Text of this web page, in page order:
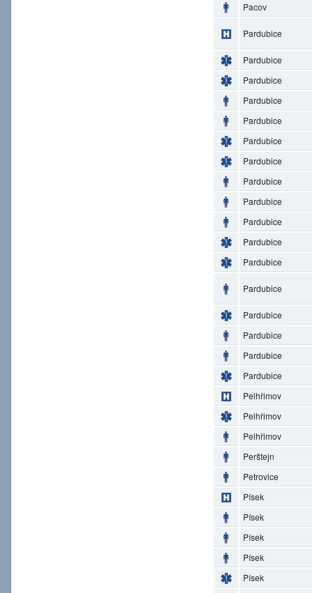
Pacov
Pardubice
Pardubice
Pardubice
Pardubice
Pardubice
Pardubice
Pardubice
Pardubice
Pardubice
Pardubice
Pardubice
Pardubice
Pardubice
Pardubice
Pardubice
Pardubice
Pardubice
Pelhřimov
Pelhřimov
Pelhřimov
Perštejn
Petrovice
Písek
Písek
Písek
Písek
Písek